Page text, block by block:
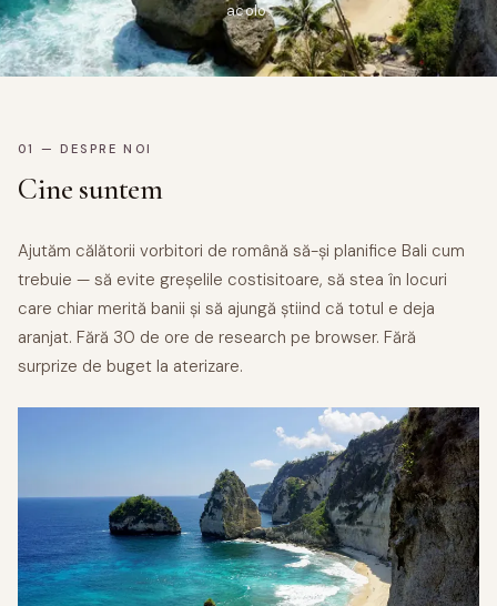
acolo.
01 — DESPRE NOI
Cine suntem
Ajutăm călătorii vorbitori de română să-și planifice Bali cum
trebuie — să evite greșelile costisitoare, să stea în locuri
care chiar merită banii și să ajungă știind că totul e deja
aranjat. Fără 30 de ore de research pe browser. Fără
surprize de buget la aterizare.